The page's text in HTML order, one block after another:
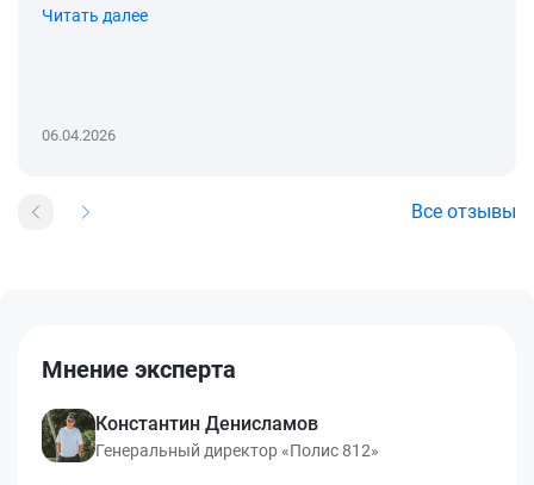
Читать далее
06.04.2026
Все отзывы
Мнение эксперта
Константин Денисламов
Генеральный директор «Полис 812»